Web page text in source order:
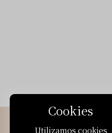
Cookies
Utilizamos cookies
rubio
rubio mediano
rubio mediano